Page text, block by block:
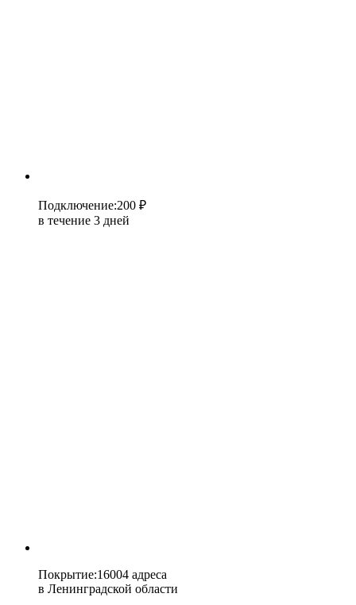
Подключение:200 ₽
в течение 3 дней
Покрытие:16004 адреса
в Ленинградской области